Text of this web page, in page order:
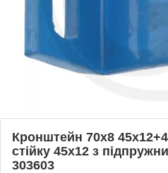
Кронштейн 70х8
стійку 45х12 з
303603